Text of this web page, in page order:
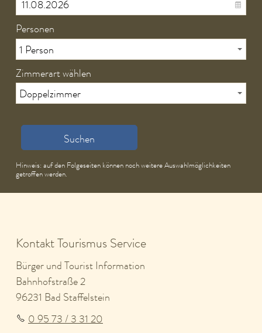
Bürgerstiftung
Vereine
Wertstoffhof
Breitband und Digitalisierung
Breitbandversorgung
Breitbandversorgung II
Hundetoiletten
Bildergalerie
Kontakt & Rechtliches
Personen
Zimmerart wählen
Suchen
Hinweis: auf den Folgeseiten können noch weitere Auswahlmöglichkeiten
getroffen werden.
Kontakt Tourismus Service
Bürger und Tourist Information
Bahnhofstraße 2
96231 Bad Staffelstein
0 95 73 / 3 31 20